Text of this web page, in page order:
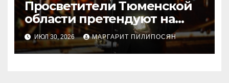
Просветители Тюменской
области претендуют на
награду Знание.Премия
ИЮЛ 30, 2026 МАРГАРИТ ПИЛИПОСЯН